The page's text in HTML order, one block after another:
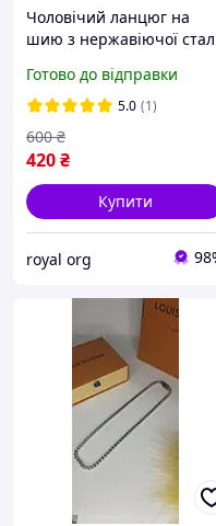
Чоловічий ланцюг на
шию з нержавіючої
Готово до відправки
5.0 (1)
420₴
600 ₴
Купити
royal org